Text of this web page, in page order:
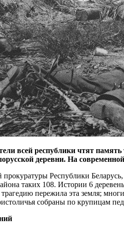
всей республики чтят
деревни. На
Республики
таких 108. Истории 6
пережила эта земля;
собраны по крупицам